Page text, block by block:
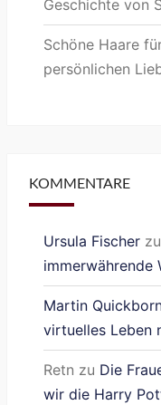
Geschichte von
Schöne Haare
persönlichen
KOMMENTARE
Ursula Fischer zu
immerwährende
Martin
virtuelles Leben
Retn zu Die
wir die Harry